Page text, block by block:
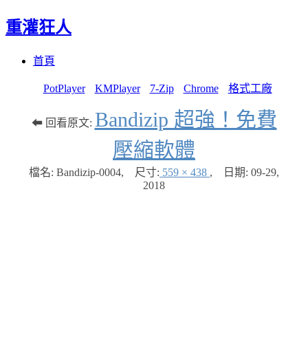
重灌狂人
首頁
PotPlayer KMPlayer 7-Zip Chrome 格式工廠
⬅ 回看原文: Bandizip 超強！免費
壓縮軟體
檔名: Bandizip-0004, 尺寸: 559 × 438 , 日期: 09-29,
2018